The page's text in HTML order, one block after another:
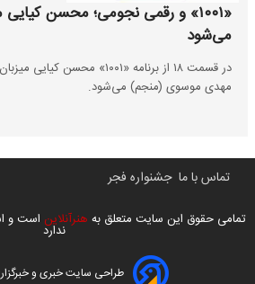
«۱۰۰۱» و رقمی نجومی؛ محسن
می‌شود
در قسمت ۱۸ از برنامه «۱۰۰۱»
مهدی موسوی (منجم) می‌شود.
تماس با ما جشنواره فجر
تمامی حقوق این سایت متعلق به هنرآنلاین است و
ندارد
طراحی سایت خبری و